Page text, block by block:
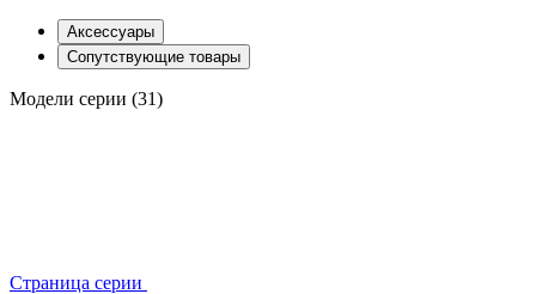
Аксессуары
Сопутствующие товары
Модели серии (31)
Страница серии